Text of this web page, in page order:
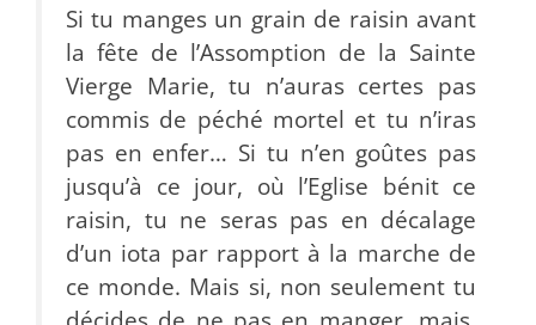
Si tu manges un grain de raisin avant
la fête de l’Assomption de la Sainte
Vierge Marie, tu n’auras certes pas
commis de péché mortel et tu n’iras
pas en enfer… Si tu n’en goûtes pas
jusqu’à ce jour, où l’Eglise bénit ce
raisin, tu ne seras pas en décalage
d’un iota par rapport à la marche de
ce monde. Mais si, non seulement tu